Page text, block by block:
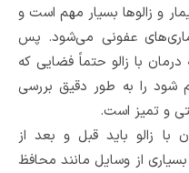
و زالوها بسیار مهم است و
عفونی می‌شود. پس
با زالو حتماً فضایی که
شود را به طور دقیق بررسی
و تمیز است.
با زالو باید قبل و بعد از
از وسایل مانند محافظ